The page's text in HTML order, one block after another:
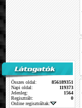
Összes oldal:
856189351
Napi oldal:
119373
Jelenleg:
1564
Regisztrált:
0
Online regisztráltak: